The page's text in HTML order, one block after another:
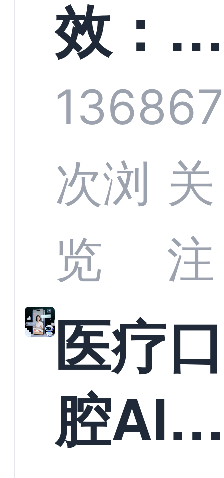
技何以
定义行
业标
准？
效：螳
螂科技
CRM
何助力
教育机
构实现
1368
次浏
览
关
注
医疗口
腔AI